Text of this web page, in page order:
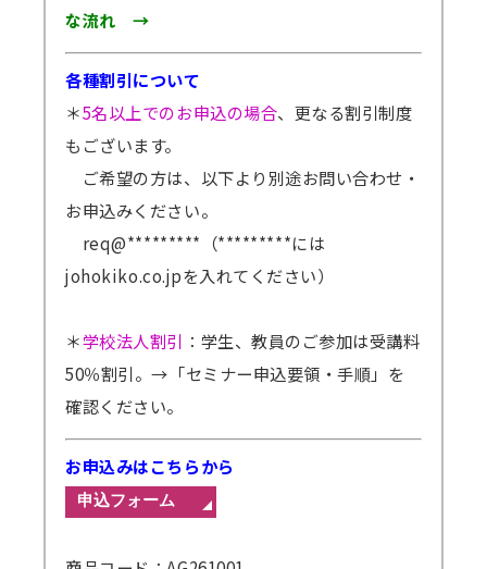
な流れ →
各種割引について
＊5名以上でのお申込の場合、更なる割引制度
もございます。
ご希望の方は、以下より別途お問い合わせ・
お申込みください。
req@*********（*********には
johokiko.co.jpを入れてください）
＊学校法人割引 ：学生、教員のご参加は受講料
50％割引。→「セミナー申込要領・手順」を
確認ください。
お申込みはこちらから